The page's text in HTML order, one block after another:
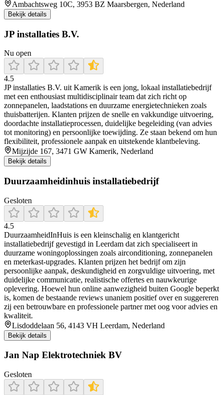
Ambachtsweg 10C, 3953 BZ Maarsbergen, Nederland
Bekijk details
JP installaties B.V.
Nu open
4.5
JP installaties B.V. uit Kamerik is een jong, lokaal installatiebedrijf
met een enthousiast multidisciplinair team dat zich richt op
zonnepanelen, laadstations en duurzame energietechnieken zoals
thuisbatterijen. Klanten prijzen de snelle en vakkundige uitvoering,
doordachte installatieprocessen, duidelijke begeleiding (van advies
tot monitoring) en persoonlijke toewijding. Ze staan bekend om hun
flexibiliteit, professionele aanpak en uitstekende klantbeleving.
Mijzijde 167, 3471 GW Kamerik, Nederland
Bekijk details
Duurzaamheidinhuis installatiebedrijf
Gesloten
4.5
DuurzaamheidInHuis is een kleinschalig en klantgericht
installatiebedrijf gevestigd in Leerdam dat zich specialiseert in
duurzame woningoplossingen zoals airconditioning, zonnepanelen
en meterkast-upgrades. Klanten prijzen het bedrijf om zijn
persoonlijke aanpak, deskundigheid en zorgvuldige uitvoering, met
duidelijke communicatie, realistische offertes en nauwkeurige
oplevering. Hoewel hun online aanwezigheid buiten Google beperkt
is, komen de bestaande reviews unaniem positief over en suggereren
zij een betrouwbare en professionele partner met oog voor advies en
kwaliteit.
Lisdoddelaan 56, 4143 VH Leerdam, Nederland
Bekijk details
Jan Nap Elektrotechniek BV
Gesloten